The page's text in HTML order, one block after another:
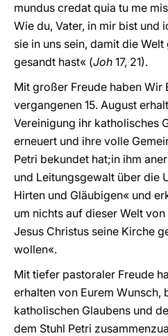
mundus credat quia tu me
Wie du, Vater, in mir bist und
sie in uns sein, damit die
gesandt hast« (Joh 17, 21).
Mit großer Freude haben Wir
vergangenen 15. August
Vereinigung ihr katholisches
erneuert und ihre volle
Petri bekundet hat;in ihm
und Leitungsgewalt über die
Hirten und Gläubigen« und
um nichts auf dieser Welt
Jesus Christus seine Kirche
wollen«.
Mit tiefer pastoraler Freude
erhalten von Eurem Wunsch,
katholischen Glaubens und
dem Stuhl Petri